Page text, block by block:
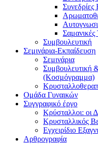
Συνεδρίες
Σαμανικές
Συμβουλευτική
Σεμινάρια-Εκπαίδευση
Σεμινάρια
Συμβουλευτική
(Κοσμόγραμμα)
Ομάδα Γυναικών
Συγγραφικό έργο
Κρύσταλλοι: οι
Κρυσταλλικός
Εγχειρίδιο
Αρθρογραφία